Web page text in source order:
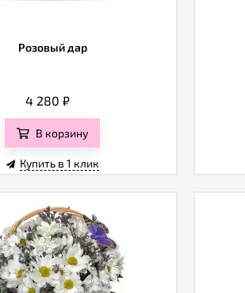
Розовый дар
4 280 ₽
В корзину
Купить в 1 клик